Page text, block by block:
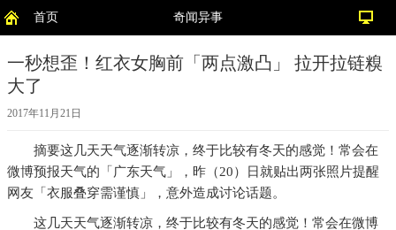
首页 奇闻异事
一秒想歪！红衣女胸前「两点激凸」 拉开拉链糗
大了
2017年11月21日
摘要这几天天气逐渐转凉，终于比较有冬天的感觉！常会在
微博预报天气的「广东天气」，昨（20）日就贴出两张照片提醒
网友「衣服叠穿需谨慎」，意外造成讨论话题。
这几天天气逐渐转凉，终于比较有冬天的感觉！常会在微博